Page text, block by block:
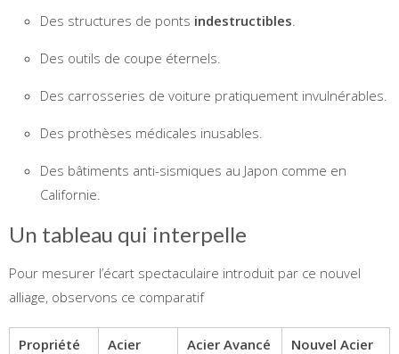
Des structures de ponts indestructibles
Des outils de coupe éternels.
Des carrosseries de voiture pratiquement invulnérables.
Des prothèses médicales inusables.
Des bâtiments anti-sismiques au Japon comme en
Californie.
Un tableau qui interpelle
Pour mesurer l’écart spectaculaire introduit par ce nouvel
alliage, observons ce comparatif
Propriété
Acier
Acier Avancé
Nouvel Acier